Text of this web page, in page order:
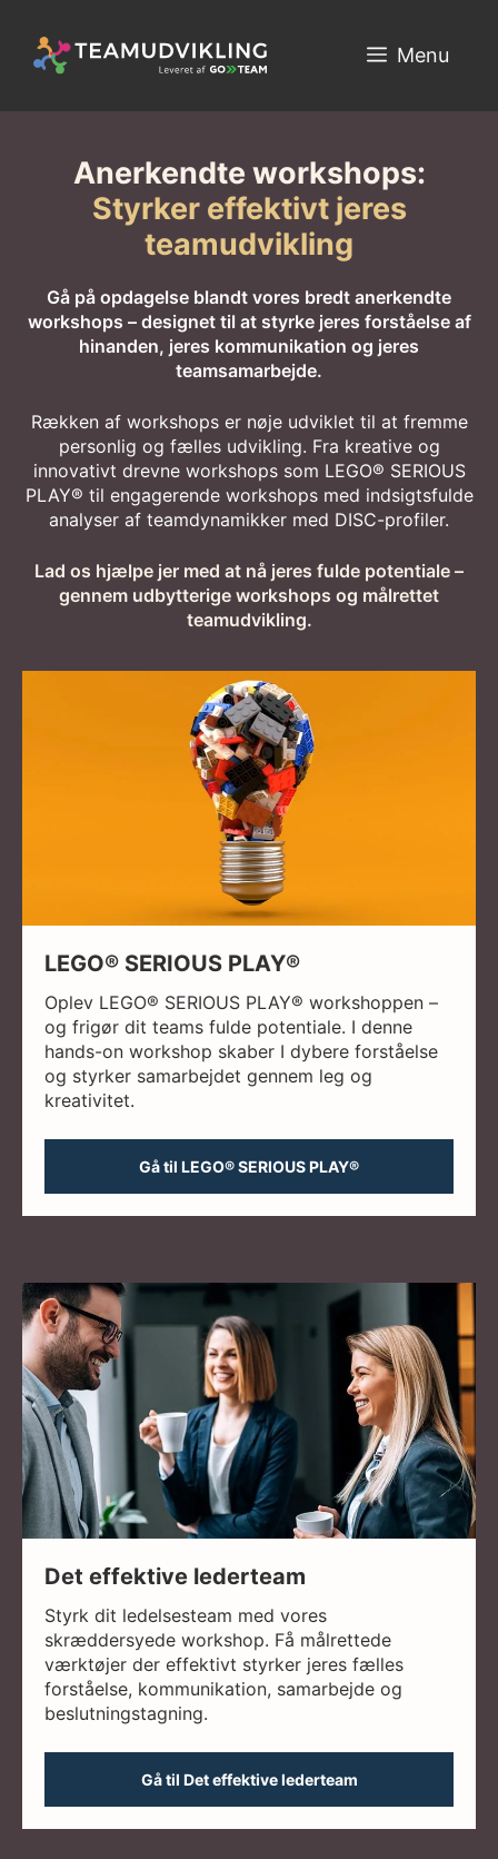
indhold
Menu
Anerkendte workshops:
Styrker effektivt jeres
teamudvikling
Gå på opdagelse blandt vores bredt anerkendte
workshops – designet til at styrke jeres forståelse af
hinanden, jeres kommunikation og jeres
teamsamarbejde.
Rækken af workshops er nøje udviklet til at fremme
personlig og fælles udvikling. Fra kreative og
innovativt drevne workshops som LEGO® SERIOUS
PLAY® til engagerende workshops med indsigtsfulde
analyser af teamdynamikker med DISC-profiler.
Lad os hjælpe jer med at nå jeres fulde potentiale –
gennem udbytterige workshops og målrettet
teamudvikling.
LEGO® SERIOUS PLAY®
Oplev LEGO® SERIOUS PLAY® workshoppen –
og frigør dit teams fulde potentiale. I denne
hands-on workshop skaber I dybere forståelse
og styrker samarbejdet gennem leg og
kreativitet.
Gå til LEGO® SERIOUS PLAY®
Det effektive lederteam
Styrk dit ledelsesteam med vores
skræddersyede workshop. Få målrettede
værktøjer der effektivt styrker jeres fælles
forståelse, kommunikation, samarbejde og
beslutningstagning.
Gå til Det effektive lederteam